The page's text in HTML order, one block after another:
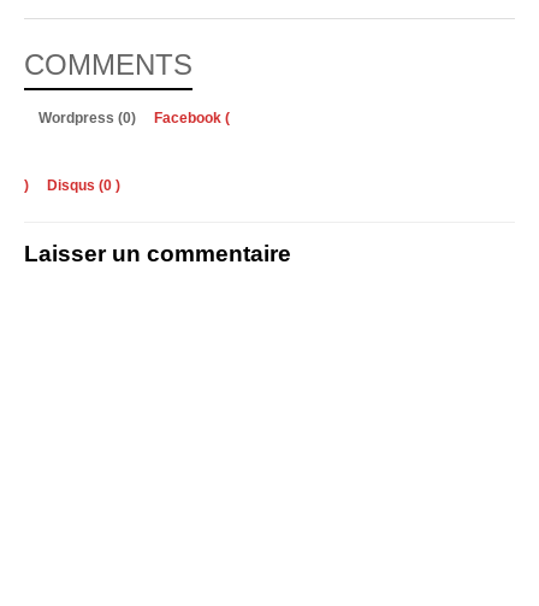
COMMENTS
Wordpress (0) Facebook (
) Disqus (0 )
Laisser un commentaire